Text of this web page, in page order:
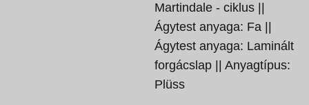
Martindale - ciklus ||
Ágytest anyaga: Fa ||
Ágytest anyaga: Laminált
forgácslap || Anyagtípus:
Plüss